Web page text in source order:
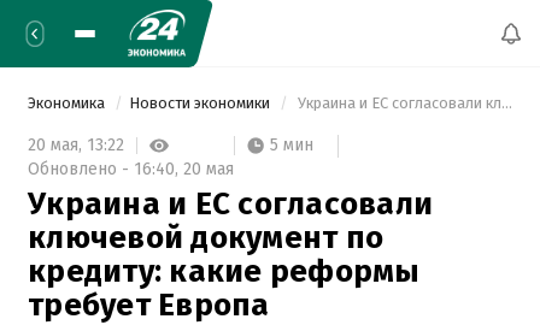
Экономика Новости экономики Украина и ЕС согласовали ключевой документ по кредиту: какие реформы требует Европа
20 мая, 13:22
5 мин
Обновлено - 16:40, 20 мая
Украина и ЕС согласовали
ключевой документ по
кредиту: какие реформы
требует Европа